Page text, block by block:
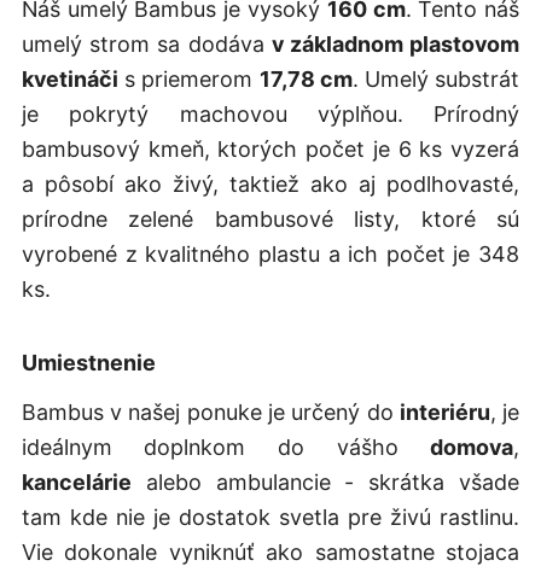
Náš umelý Bambus je vysoký 160 cm. Tento náš
umelý strom sa dodáva v základnom plastovom
kvetináči s priemerom 17,78 cm. Umelý substrát
je pokrytý machovou výplňou. Prírodný
bambusový kmeň, ktorých počet je 6 ks vyzerá
a pôsobí ako živý, taktiež ako aj podlhovasté,
prírodne zelené bambusové listy, ktoré sú
vyrobené z kvalitného plastu a ich počet je 348
ks.
Umiestnenie
Bambus v našej ponuke je určený do interiéru, je
ideálnym doplnkom do vášhodomova,
kancelárie alebo ambulancie - skrátka všade
tam kde nie je dostatok svetla pre živú rastlinu.
Vie dokonale vyniknúť ako samostatne stojaca